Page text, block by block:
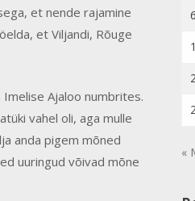
et nende rajamine
et Viljandi, Rõuge
Ajaloo numbrites.
vahel oli, aga mulle
anda pigem mõned
uuringud võivad mõne
6
«